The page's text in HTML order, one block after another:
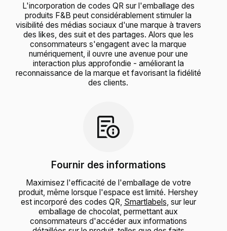
L'incorporation de codes QR sur l'emballage des
produits F&B peut considérablement stimuler la
visibilité des médias sociaux d'une marque à travers
des likes, des suit et des partages. Alors que les
consommateurs s'engagent avec la marque
numériquement, il ouvre une avenue pour une
interaction plus approfondie - améliorant la
reconnaissance de la marque et favorisant la fidélité
des clients.
Fournir des informations
Maximisez l'efficacité de l'emballage de votre
produit, même lorsque l'espace est limité. Hershey
est incorporé des codes QR, Smartlabels, sur leur
emballage de chocolat, permettant aux
consommateurs d'accéder aux informations